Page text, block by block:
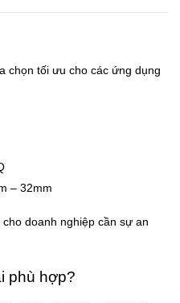
chọn tối ưu cho các ứng dụng
– 32mm
doanh nghiệp cần sự an
phù hợp?